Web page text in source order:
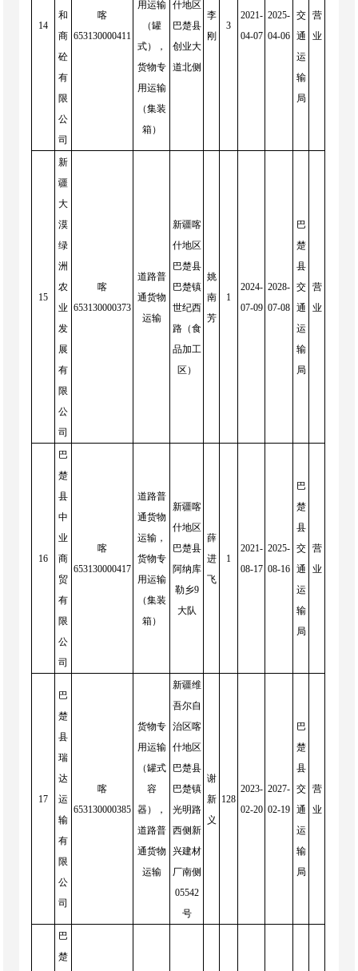
14
和
商
砼
有
限
公
司
喀
653130000411
用运输
（罐
式），
货物专
用运输
（集装
箱）
什地区
巴楚县
创业大
道北侧
李
刚
3
2021-
04-07
2025-
04-06
交
通
运
输
局
营
业
15
新
疆
大
漠
绿
洲
农
业
发
展
有
限
公
司
喀
653130000373
道路普
通货物
运输
新疆喀
什地区
巴楚县
巴楚镇
世纪西
路（食
品加工
区）
姚
南
芳
1
2024-
07-09
2028-
07-08
巴
楚
县
交
通
运
输
局
营
业
16
巴
楚
县
中
业
商
贸
有
限
公
司
喀
653130000417
道路普
通货物
运输，
货物专
用运输
（集装
箱）
新疆喀
什地区
巴楚县
阿纳库
勒乡9
大队
薛
进
飞
1
2021-
08-17
2025-
08-16
巴
楚
县
交
通
运
输
局
营
业
17
巴
楚
县
瑞
达
运
输
有
限
公
司
喀
653130000385
货物专
用运输
（罐式
容
器），
道路普
通货物
运输
新疆维
吾尔自
治区喀
什地区
巴楚县
巴楚镇
光明路
西侧新
兴建材
厂南侧
05542
号
谢
新
义
128
2023-
02-20
2027-
02-19
巴
楚
县
交
通
运
输
局
营
业
巴
楚